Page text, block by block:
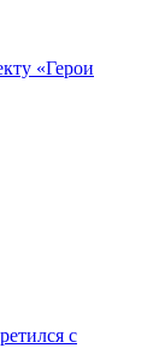
«Герои
с